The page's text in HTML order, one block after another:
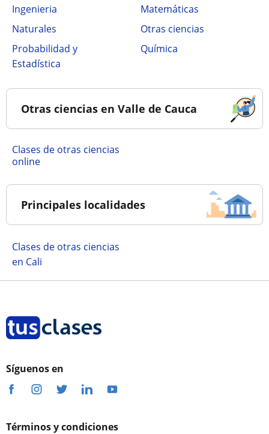
Ingenieria
Matemáticas
Naturales
Otras ciencias
Probabilidad y
Estadística
Química
Otras ciencias en Valle de Cauca
Clases de otras ciencias
online
Principales localidades
Clases de otras ciencias
en Cali
Síguenos en
Términos y condiciones